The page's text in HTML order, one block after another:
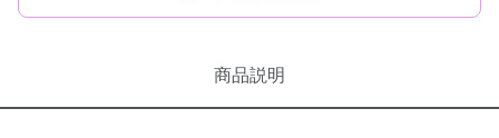
商品説明